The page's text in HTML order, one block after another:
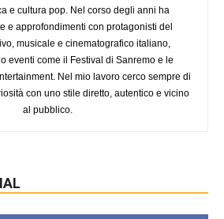
e cultura pop. Nel corso degli anni ha
e approfondimenti con protagonisti del
musicale e cinematografico italiano,
eventi come il Festival di Sanremo e le
Nel mio lavoro cerco sempre di
con uno stile diretto, autentico e vicino
al pubblico.